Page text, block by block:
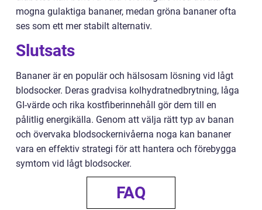
mogna gulaktiga bananer, medan gröna bananer ofta
ses som ett mer stabilt alternativ.
Slutsats
Bananer är en populär och hälsosam lösning vid lågt
blodsocker. Deras gradvisa kolhydratnedbrytning, låga
GI-värde och rika kostfiberinnehåll gör dem till en
pålitlig energikälla. Genom att välja rätt typ av banan
och övervaka blodsockernivåerna noga kan bananer
vara en effektiv strategi för att hantera och förebygga
symtom vid lågt blodsocker.
FAQ